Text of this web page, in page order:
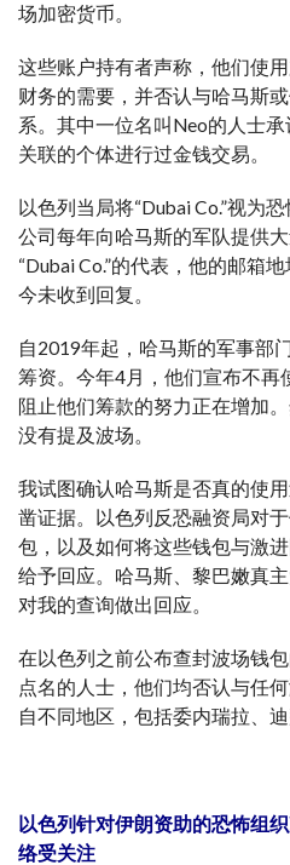
场加密货币。
这些账户持有者声称，他们使
财务的需要，并否认与哈马斯
系。其中一位名叫Neo的人士
关联的个体进行过金钱交易。
以色列当局将“Dubai Co.”视为
公司每年向哈马斯的军队提供
“Dubai Co.”的代表，他的邮箱
今未收到回复。
自2019年起，哈马斯的军事部
筹资。今年4月，他们宣布不再
阻止他们筹款的努力正在增加
没有提及波场。
我试图确认哈马斯是否真的使
凿证据。以色列反恐融资局对
包，以及如何将这些钱包与激
给予回应。哈马斯、黎巴嫩真
对我的查询做出回应。
在以色列之前公布查封波场钱
点名的人士，他们均否认与任
自不同地区，包括委内瑞拉、
以色列针对伊朗资助的恐怖组
络受关注